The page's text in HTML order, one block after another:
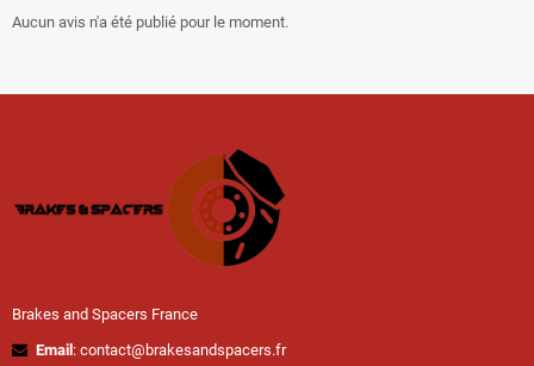
Aucun avis n'a été publié pour le moment.
Brakes and Spacers France
Email : contact@brakesandspacers.fr